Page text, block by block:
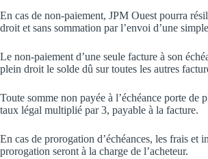
En cas de non-paiement, JPM Ouest pourra
droit et sans sommation par l’envoi d’une
Le non-paiement d’une seule facture à son
plein droit le solde dû sur toutes les autres
Toute somme non payée à l’échéance porte de
taux légal multiplié par 3, payable à la facture.
En cas de prorogation d’échéances, les frais et
prorogation seront à la charge de l’acheteur.